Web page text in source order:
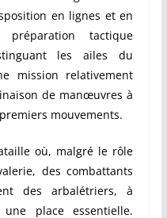
en lignes et en
préparation tactique
les ailes du
mission relativement
de manœuvres à
mouvements.
où, malgré le rôle
des combattants
des arbalétriers, à
place essentielle.